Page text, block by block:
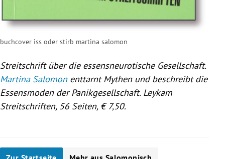
buchcover iss oder stirb martina salomon
Streitschrift über die essensneurotische Gesellschaft.
Martina Salomonenttarnt Mythen und beschreibt die
Essensmoden der Panikgesellschaft. Leykam
Streitschriften, 56 Seiten, € 7,50.